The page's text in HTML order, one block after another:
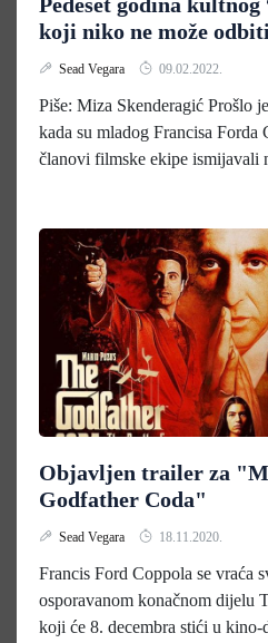
koji niko ne može odbiti
Sead Vegara 09.02.2022.
Piše: Miza Skenderagić Prošlo
kada su mladog Francisa Forda
članovi filmske ekipe ismijavali
Objavljen trailer za
Godfather Coda"
Sead Vegara 18.11.2020.
Francis Ford Coppola se vraća
osporavanom konačnom dijelu
koji će 8. decembra stići u kino-